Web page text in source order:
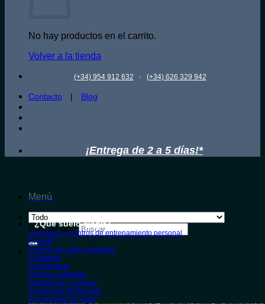
No hay productos en el carrito.
Volver a la tienda
(+34) 954 912 632 · (+34) 626 329 942
Contacto | Blog
¡Entrega de 2 a 5 días!*
Menú
Buscar por:
¿Qué suelo elegir?
Gimnasios y centros de entrenamiento personal
Crossfit
Centros de artes marciales
Calistenia
Rocódromos
Parques infantiles
Guarderías / colegios
Centros de fisioterapia
Tu gimnasio en casa